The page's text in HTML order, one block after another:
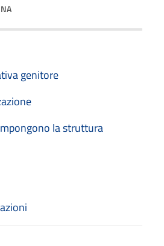
genitore
la struttura